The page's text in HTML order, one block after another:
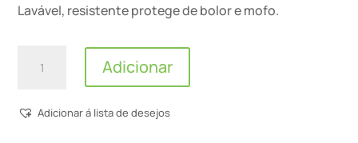
Lavável, resistente protege de bolor e mofo.
Quantidade
-
Adicionar
Adicionar á lista de desejos